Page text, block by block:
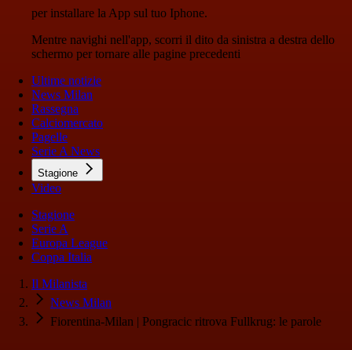
per installare la App sul tuo Iphone.
Mentre navighi nell'app, scorri il dito da sinistra a destra dello
schermo per tornare alle pagine precedenti
Ultime notizie
News Milan
Rassegna
Calciomercato
Pagelle
Serie A News
Stagione
Video
Stagione
Serie A
Europa League
Coppa Italia
Il Milanista
News Milan
Fiorentina-Milan | Pongracic ritrova Fullkrug: le parole